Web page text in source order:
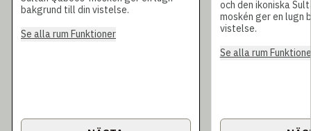
bakgrund till din vistelse.
Se alla rum Funktioner
och den ikoniska
moskén ger en lugn
vistelse.
Se alla rum